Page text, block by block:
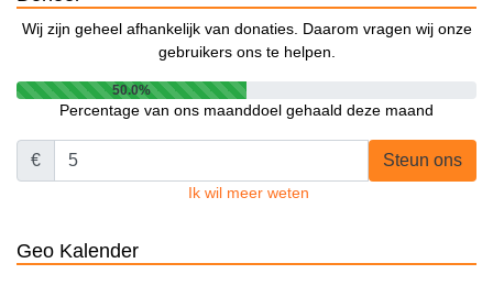
Wij zijn geheel afhankelijk van donaties. Daarom vragen wij onze
gebruikers ons te helpen.
50.0%
Percentage van ons maanddoel gehaald deze maand
€ Steun ons
Ik wil meer weten
Geo Kalender